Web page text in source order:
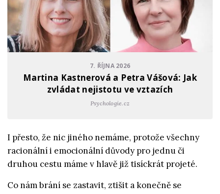
7. ŘÍJNA 2026
Martina Kastnerová a Petra Vášová: Jak
zvládat nejistotu ve vztazích
Psychologie.cz
I přesto, že nic jiného nemáme, protože všechny
racionální i emocionální důvody pro jednu či
druhou cestu máme v hlavě již tisíckrát projeté.
Co nám brání se zastavit, ztišit a konečně se